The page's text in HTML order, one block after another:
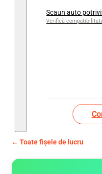
Scaun auto
Verifică
← Toate fișele de lucru